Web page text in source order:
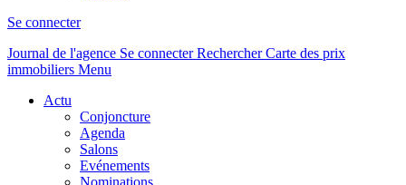
Se connecter
Journal de l'agence Se connecterRechercher Carte des prix
immobiliers Menu
Actu
Conjoncture
Agenda
Salons
Evénements
Nominations